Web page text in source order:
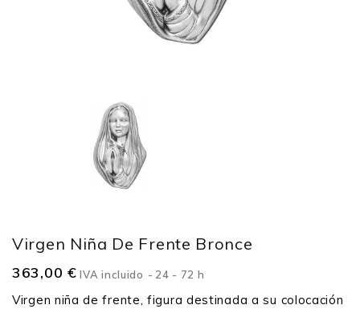
Virgen Niña De Frente Bronce
363,00 € IVA incluido 24 - 72 h
Virgen niña de frente, figura destinada a su colocación